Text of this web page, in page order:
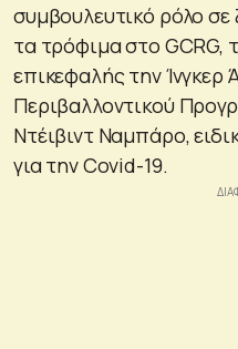
συμβουλευτικό ρόλο
τα τρόφιμα στο GCRG,
επικεφαλής την Ίνγκερ
Περιβαλλοντικού
Ντέιβιντ Ναμπάρο,
για την Covid-19.